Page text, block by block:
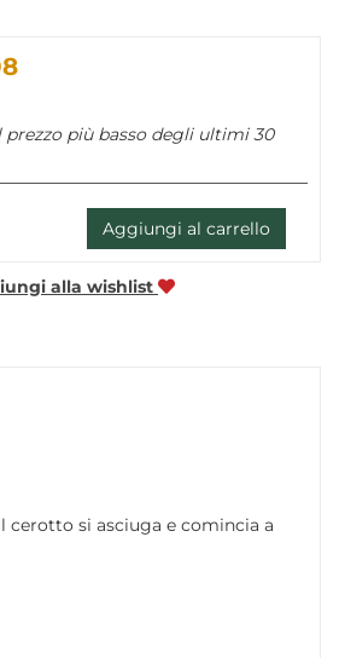
prezzo più basso degli ultimi 30
Aggiungi al carrello
alla wishlist
cerotto si asciuga e comincia a